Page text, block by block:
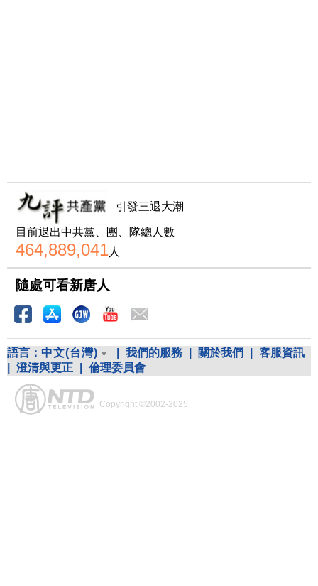
引發三退大潮
目前退出中共黨、團、隊總人數
464,889,041人
隨處可看新唐人
語言： 中文(台灣) 我們的服務 關於我們
客服資訊
澄清與更正 倫理委員會
Copyright ©2002-2025